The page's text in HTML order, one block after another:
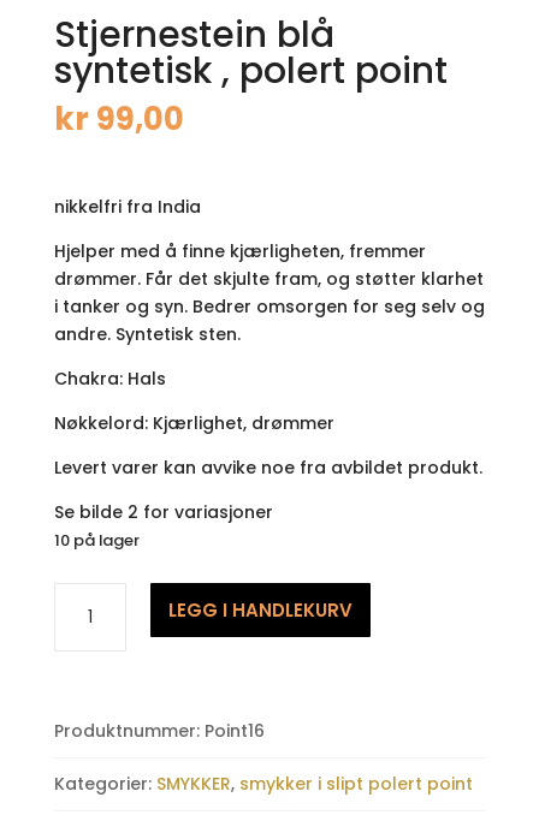
Stjernestein blå
syntetisk , polert point
kr 99,00
nikkelfri fra India
Hjelper med å finne kjærligheten, fremmer
drømmer. Får det skjulte fram, og støtter klarhet
i tanker og syn. Bedrer omsorgen for seg selv og
andre. Syntetisk sten.
Chakra: Hals
Nøkkelord: Kjærlighet, drømmer
Levert varer kan avvike noe fra avbildet produkt.
Se bilde 2 for variasjoner
10 på lager
syntetisk
point
LEGG I HANDLEKURV
Produktnummer: Point16
Kategorier: SMYKKER, smykker i slipt polert point